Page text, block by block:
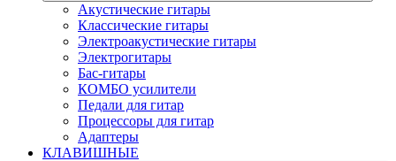
Акустические гитары
Классические гитары
Электроакустические гитары
Электрогитары
Бас-гитары
КОМБО усилители
Педали для гитар
Процессоры для гитар
Адаптеры
КЛАВИШНЫЕ